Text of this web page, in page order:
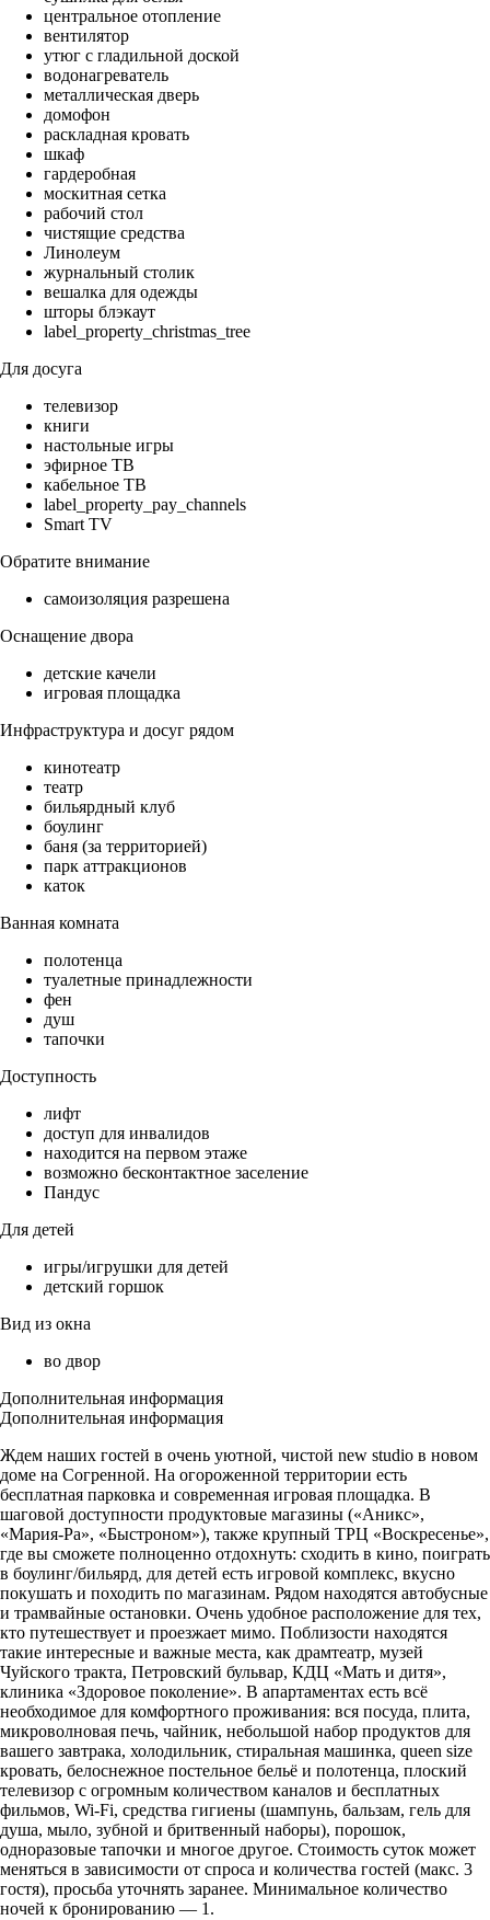
центральное отопление
вентилятор
утюг с гладильной доской
водонагреватель
металлическая дверь
домофон
раскладная кровать
шкаф
гардеробная
москитная сетка
рабочий стол
чистящие средства
Линолеум
журнальный столик
вешалка для одежды
шторы блэкаут
label_property_christmas_tree
Для досуга
телевизор
книги
настольные игры
эфирное ТВ
кабельное ТВ
label_property_pay_channels
Smart TV
Обратите внимание
самоизоляция разрешена
Оснащение двора
детские качели
игровая площадка
Инфраструктура и досуг рядом
кинотеатр
театр
бильярдный клуб
боулинг
баня (за территорией)
парк аттракционов
каток
Ванная комната
полотенца
туалетные принадлежности
фен
душ
тапочки
Доступность
лифт
доступ для инвалидов
находится на первом этаже
возможно бесконтактное заселение
Пандус
Для детей
игры/игрушки для детей
детский горшок
Вид из окна
во двор
Дополнительная информация
Дополнительная информация
Ждем наших гостей в очень уютной, чистой new studio в новом
доме на Согренной. На огороженной территории есть
бесплатная парковка и современная игровая площадка. В
шаговой доступности продуктовые магазины («Аникс»,
«Мария-Ра», «Быстроном»), также крупный ТРЦ «Воскресенье»,
где вы сможете полноценно отдохнуть: сходить в кино, поиграть
в боулинг/бильярд, для детей есть игровой комплекс, вкусно
покушать и походить по магазинам. Рядом находятся автобусные
и трамвайные остановки. Очень удобное расположение для тех,
кто путешествует и проезжает мимо. Поблизости находятся
такие интересные и важные места, как драмтеатр, музей
Чуйского тракта, Петровский бульвар, КДЦ «Мать и дитя»,
клиника «Здоровое поколение». В апартаментах есть всё
необходимое для комфортного проживания: вся посуда, плита,
микроволновая печь, чайник, небольшой набор продуктов для
вашего завтрака, холодильник, стиральная машинка, queen size
кровать, белоснежное постельное бельё и полотенца, плоский
телевизор с огромным количеством каналов и бесплатных
фильмов, Wi-Fi, средства гигиены (шампунь, бальзам, гель для
душа, мыло, зубной и бритвенный наборы), порошок,
одноразовые тапочки и многое другое. Стоимость суток может
меняться в зависимости от спроса и количества гостей (макс. 3
гостя), просьба уточнять заранее. Минимальное количество
ночей к бронированию — 1.